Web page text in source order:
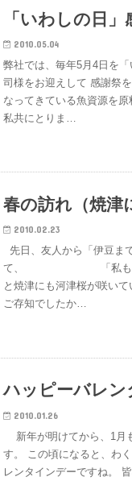
「いわしの日」
2010.05.04
弊社では、毎年5月4日を
司様をお迎えして 感謝祭
なってきている魚資源を
私共にとりま…
春の訪れ（焼津
2010.02.23
先日、友人から「伊豆ま
て、 「私も見たい
と焼津にも河津桜が咲い
ご存知でしたか…
ハッピーバレン
2010.01.26
新年が明けてから、1月
す。 この頃になると、わ
レンタインデーですね。